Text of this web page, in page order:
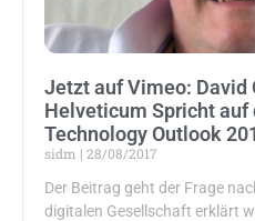
Jetzt auf Vimeo: David
Helveticum Spricht auf
Technology Outlook
sidm
28/08/2017
Der Beitrag geht der Frage
digitalen Gesellschaft erklärt